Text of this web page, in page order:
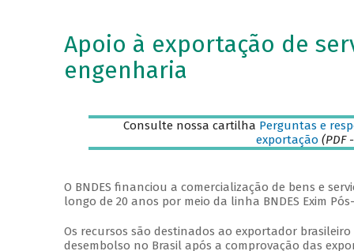
Apoio à exportação de
engenharia
Consulte nossa cartilha Perguntas e
exportação (PDF
O BNDES financiou a comercialização de bens e
longo de 20 anos por meio da linha BNDES Exim
Os recursos são destinados ao exportador brasileiro
desembolso no Brasil após a comprovação das